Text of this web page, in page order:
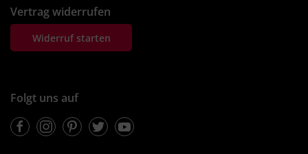
Vertrag widerrufen
Widerruf starten
Folgt uns auf
FacebookInstagramPinterestTwitterYoutube